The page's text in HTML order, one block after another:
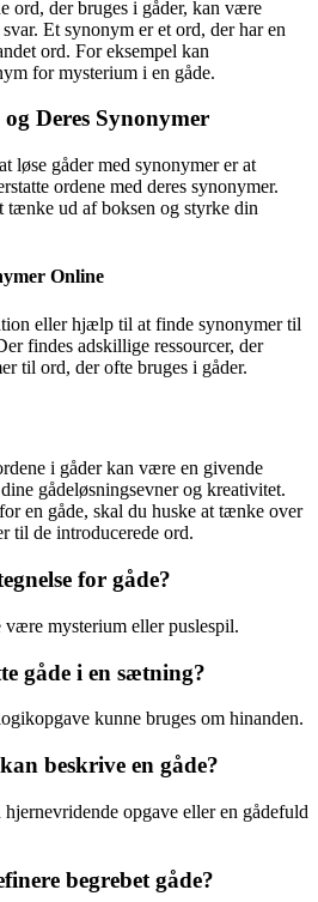
ord, der bruges i gåder, kan være
Et synonym er et ord, der har en
ord. For eksempel kan
for mysterium i en gåde.
Deres Synonymer
løse gåder med synonymer er at
ordene med deres synonymer.
ud af boksen og styrke din
Online
eller hjælp til at finde synonymer til
findes adskillige ressourcer, der
til ord, der ofte bruges i gåder.
i gåder kan være en givende
gådeløsningsevner og kreativitet.
en gåde, skal du huske at tænke over
til de introducerede ord.
for gåde?
mysterium eller puslespil.
gåde i en sætning?
kunne bruges om hinanden.
beskrive en gåde?
opgave eller en gådefuld
begrebet gåde?